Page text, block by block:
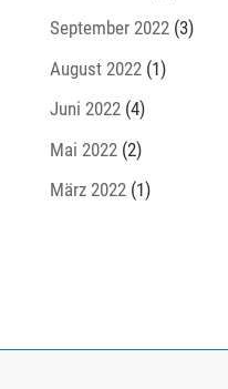
September 2022(3)
August 2022(1)
Juni 2022(4)
Mai 2022(2)
März 2022(1)